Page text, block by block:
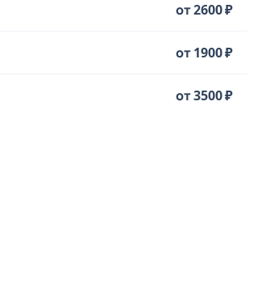
от 2600 ₽
от 1900 ₽
от 3500 ₽